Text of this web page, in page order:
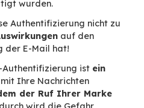
des
Ordner).
wird vollständig